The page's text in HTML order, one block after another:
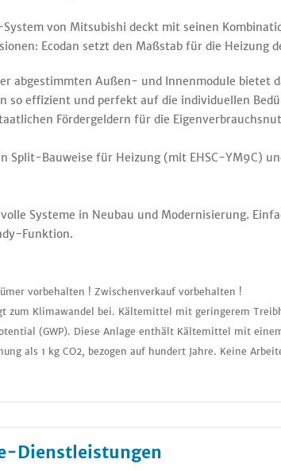
von Mitsubishi deckt mit seinen
Ecodan setzt den Maßstab für die
abgestimmten Außen- und Innenmodule bietet
so effizient und perfekt auf die individuellen
Fördergeldern für die
Split-Bauweise für Heizung (mit EHSC-YM9C)
Systeme in Neubau und Modernisierung.
Funktion.
vorbehalten ! Zwischenverkauf vorbehalten !
Klimawandel bei. Kältemittel mit geringerem
(GWP). Diese Anlage enthält Kältemittel mit
als 1 kg CO2, bezogen auf hundert Jahre. Keine
Dienstleistungen